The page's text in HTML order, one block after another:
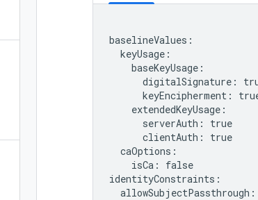
baselineValues:
  keyUsage:
    baseKeyUsage:
digitalSignature:
keyEncipherment:
    extendedKeyUsage:
      serverAuth: true
      clientAuth: true
  caOptions:
    isCa: false
identityConstraints: